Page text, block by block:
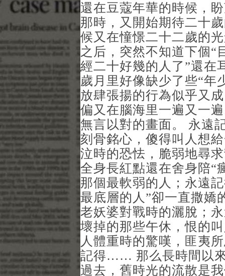
還在豆蔻年華的時候，
那時，又開始期待二十
候又在憧憬二十二歲的
之后，突然不知道下個
經二十好幾的人了”還在
歲月里好像缺少了些“年
放肆張揚的行為似乎又
偏又在腦海里一遍又一
無言以對的畫面。 永遠
刻骨銘心，傻得叫人想
泣時的恐怯，脆弱地尋
全身長紅點還在舍身陪“
那個最軟弱的人；永遠
最底層的人”卻一直撒嬌
老妖婆對戰時的灑脫；
壞掉的那些午休，恨的
人體重時的驚嘆，匪夷
記得…… 那么長時間以
過去，舊時光的流散是